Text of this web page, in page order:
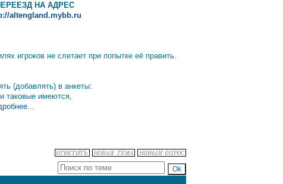
НА АДРЕС
altengland.mybb.ru
игроков не слетает при попытке её править.
(добавлять) в анкеты:
таковые имеются,